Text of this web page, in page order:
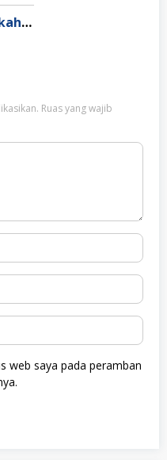
Crew Stockist PT Athif Berkah Indonesia Medan
Ruas yang wajib
web saya pada peramban